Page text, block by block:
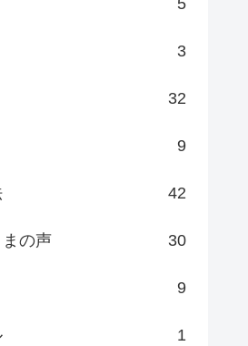
5
3
32
9
42
の声 30
9
1